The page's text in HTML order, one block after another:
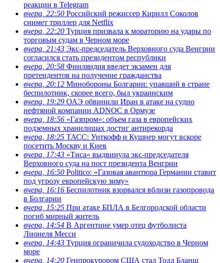
реакции в Теlegram
вчера, 22:50 Российский режиссер Кирилл Соколов
снимет триллер для Netflix
вчера, 22:20 Турция призвала к мораторию на удары по
торговым судам в Черном море
вчера, 21:43 Экс-председатель Верховного суда Венгрии
согласился стать президентом республики
вчера, 20:58 Финляндия введет экзамен для
претендентов на получение гражданства
вчера, 20:12 Минобороны Болгарии: упавший в стране
беспилотник, скорее всего, был украинским
вчера, 19:29 ОАЭ обвинили Иран в атаке на судно
нефтяной компании ADNOC в Ормузе
вчера, 18:56 «Газпром»: объем газа в европейских
подземных хранилищах достиг антирекорда
вчера, 18:25 ТАСС: Уиткофф и Кушнер могут вскоре
посетить Москву и Киев
вчера, 17:43 «Тиса» выдвинула экс-председателя
Верховного суда на пост президента Венгрии
вчера, 16:50 Politico: «Газовая авантюра Германии ставит
под угрозу европейскую зиму»
вчера, 16:16 Беспилотник взорвался вблизи газопровода
в Болгарии
вчера, 15:25 При атаке БПЛА в Белгородской области
погиб мирный житель
вчера, 14:54 В Аргентине умер отец футболиста
Лионеля Месси
вчера, 14:43 Турция ограничила судоходство в Черном
море
вчера, 14:20 Генпрокурором США стал Тодд Бланш